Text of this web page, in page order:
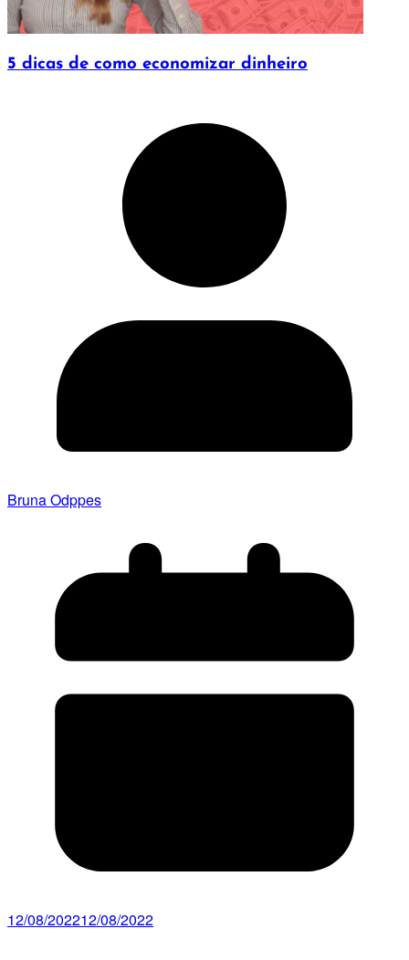
5 dicas de como economizar dinheiro
Bruna Odppes
12/08/202212/08/2022